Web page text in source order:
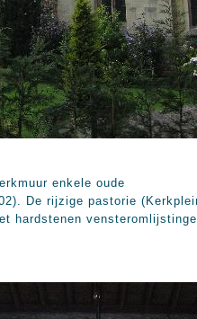
enkele oude
De rijzige pastorie
hardstenen